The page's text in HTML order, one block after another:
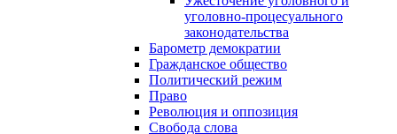
уголовно-процесуального
законодательства
Барометр демократии
Гражданское общество
Политический режим
Право
Революция и оппозиция
Свобода слова